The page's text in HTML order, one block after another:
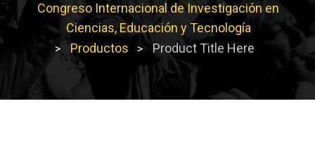
Congreso Internacional de Investigación en
Ciencias, Educación y Tecnología
> Productos > Product Title Here